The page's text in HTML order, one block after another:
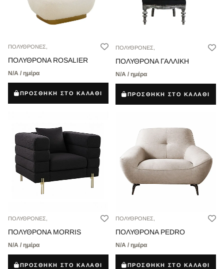
ΠΟΛΥΘΡΟΝΕΣ,
ΠΟΛΥΘΡΟΝΑ ROSALIER
Ν/Α / ημέρα
ΠΡΟΣΘΗΚΗ ΣΤΟ ΚΑΛΑΘΙ
ΠΟΛΥΘΡΟΝΕΣ,
ΠΟΛΥΘΡΟΝΑ ΓΑΛΛΙΚΗ
Ν/Α / ημέρα
ΠΡΟΣΘΗΚΗ ΣΤΟ ΚΑΛΑΘΙ
ΠΟΛΥΘΡΟΝΕΣ,
ΠΟΛΥΘΡΟΝΑ MORRIS
Ν/Α / ημέρα
ΠΡΟΣΘΗΚΗ ΣΤΟ ΚΑΛΑΘΙ
ΠΟΛΥΘΡΟΝΕΣ,
ΠΟΛΥΘΡΟΝΑ PEDRO
Ν/Α / ημέρα
ΠΡΟΣΘΗΚΗ ΣΤΟ ΚΑΛΑΘΙ